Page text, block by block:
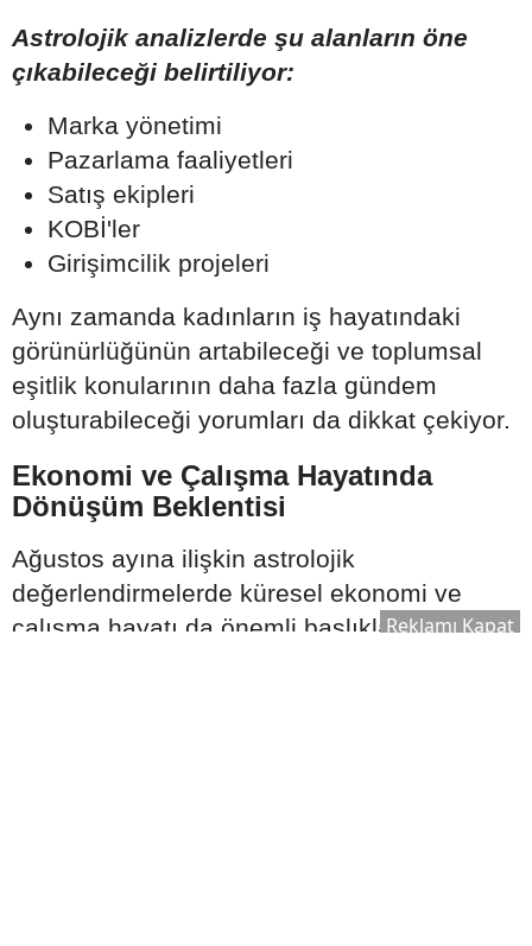
Astrolojik analizlerde şu alanların öne
çıkabileceği belirtiliyor:
Marka yönetimi
Pazarlama faaliyetleri
Satış ekipleri
KOBİ'ler
Girişimcilik projeleri
Aynı zamanda kadınların iş hayatındaki
görünürlüğünün artabileceği ve toplumsal
eşitlik konularının daha fazla gündem
oluşturabileceği yorumları da dikkat çekiyor.
Ekonomi ve Çalışma Hayatında
Dönüşüm Beklentisi
Ağustos ayına ilişkin astrolojik
değerlendirmelerde küresel ekonomi ve
çalışma hayatı da önemli başlıklar arasında
Reklamı Kapat